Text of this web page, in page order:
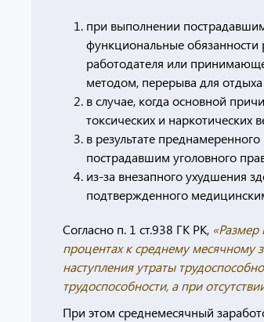
при выполнении
функциональные обязанности
работодателя или
методом, перерыва для
в случае, когда основной
токсических и наркотических
в результате
пострадавшим уголовного
из-за внезапного ухудшения
подтвержденного
Согласно п. 1 ст.938 ГК РК,
процентах к среднему месячному
наступления утраты
трудоспособности, а при
При этом среднемесячный